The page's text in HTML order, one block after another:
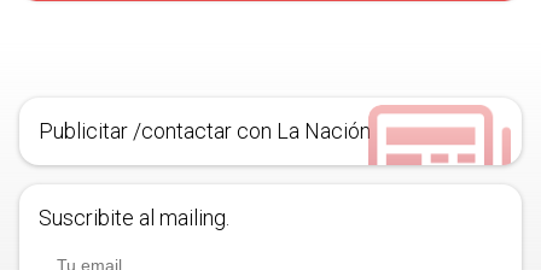
Publicitar /contactar con La Nación
Suscribite al mailing.